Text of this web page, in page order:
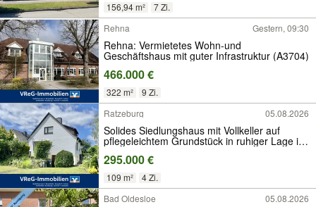
156,94 m²
7 Zi.
Rehna
Gestern, 09:30
Rehna: Vermietetes Wohn-und
Geschäftshaus mit guter Infrastruktur (A3704)
466.000 €
322 m²
9 Zi.
Ratzeburg
05.08.2026
Solides Siedlungshaus mit Vollkeller auf
pflegeleichtem Grundstück in ruhiger Lage in
Ratzeburg
295.000 €
109 m²
4 Zi.
Bad Oldesloe
05.08.2026